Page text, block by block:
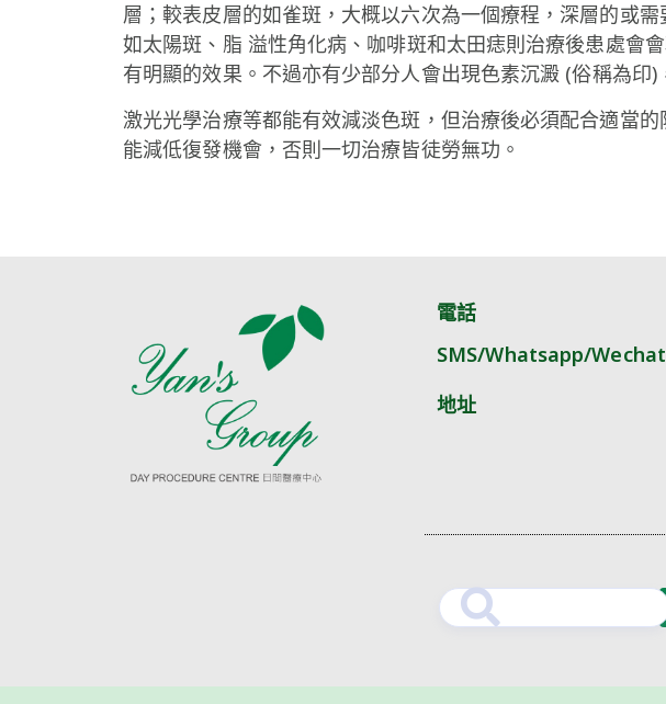
層；較表皮層的如雀斑，大概以六次為一個療程，深層的或
如太陽斑、脂 溢性角化病、咖啡斑和太田痣則治療後患處會
有明顯的效果。不過亦有少部分人會出現色素沉澱 (俗稱為印)
激光光學治療等都能有效減淡色斑，但治療後必須配合適當
能減低復發機會，否則一切治療皆徒勞無功。
電話
SMS/Whatsapp/Wechat
地址